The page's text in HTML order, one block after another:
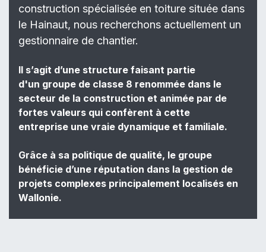
construction spécialisée en toiture située dans
le Hainaut, nous recherchons actuellement un
gestionnaire de chantier.
Il s’agit d’une structure faisant partie
d'un groupe de classe 8 renommée dans le
secteur de la construction et animée par de
fortes valeurs qui confèrent à cette
entreprise une vraie dynamique et familiale.
Grâce à sa politique de qualité, le groupe
bénéficie d’une réputation dans la gestion de
projets complexes principalement localisés en
Wallonie.